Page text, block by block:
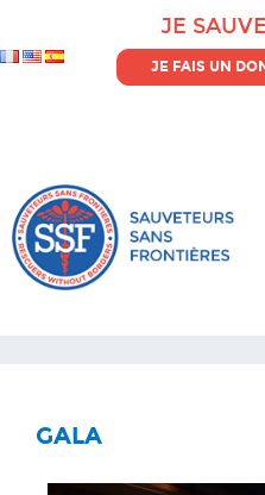
JE
JE FAIS UN DON
GALA